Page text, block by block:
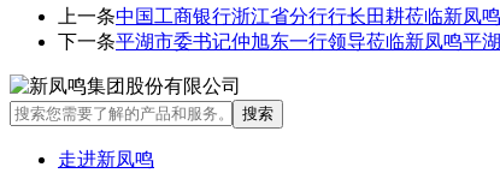
上一条中国工商银行浙江省分行行长田耕莅临新凤
下一条平湖市委书记仲旭东一行领导莅临新凤鸣平
走进新凤鸣